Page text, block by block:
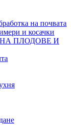
на почвата
и косачки
ПЛОДОВЕ И